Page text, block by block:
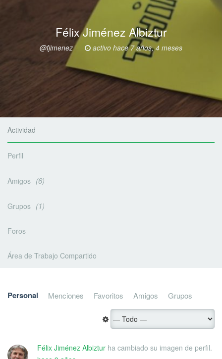
Félix Jiménez Albiztur
@fjimenez activo hace 7 años, 4 meses
Actividad
Perfil
Amigos 6
Grupos 1
Foros
Área de Trabajo Compartido
Personal Menciones Favoritos Amigos Grupos
Félix Jiménez Albiztur ha cambiado su imagen de perfil.